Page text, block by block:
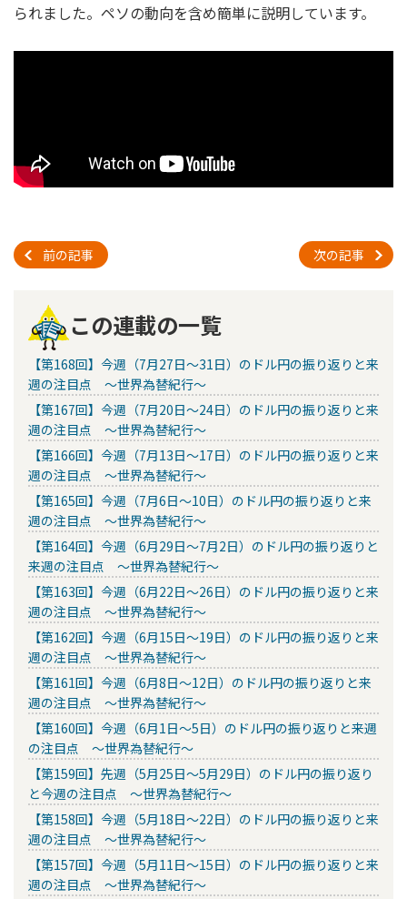
られました。ペソの動向を含め簡単に説明しています。
前の記事 次の記事
この連載の一覧
【第168回】今週（7月27日～31日）のドル円の振り返りと来
週の注目点 ～世界為替紀行～
【第167回】今週（7月20日～24日）のドル円の振り返りと来
週の注目点 ～世界為替紀行～
【第166回】今週（7月13日～17日）のドル円の振り返りと来
週の注目点 ～世界為替紀行～
【第165回】今週（7月6日～10日）のドル円の振り返りと来
週の注目点 ～世界為替紀行～
【第164回】今週（6月29日～7月2日）のドル円の振り返りと
来週の注目点 ～世界為替紀行～
【第163回】今週（6月22日～26日）のドル円の振り返りと来
週の注目点 ～世界為替紀行～
【第162回】今週（6月15日～19日）のドル円の振り返りと来
週の注目点 ～世界為替紀行～
【第161回】今週（6月8日～12日）のドル円の振り返りと来
週の注目点 ～世界為替紀行～
【第160回】今週（6月1日～5日）のドル円の振り返りと来週
の注目点 ～世界為替紀行～
【第159回】先週（5月25日～5月29日）のドル円の振り返り
と今週の注目点 ～世界為替紀行～
【第158回】今週（5月18日～22日）のドル円の振り返りと来
週の注目点 ～世界為替紀行～
【第157回】今週（5月11日～15日）のドル円の振り返りと来
週の注目点 ～世界為替紀行～